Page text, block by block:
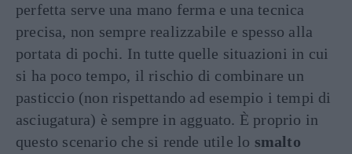
perfetta serve una mano ferma e una tecnica
precisa, non sempre realizzabile e spesso alla
portata di pochi. In tutte quelle situazioni in cui
si ha poco tempo, il rischio di combinare un
pasticcio (non rispettando ad esempio i tempi di
asciugatura) è sempre in agguato. È proprio in
questo scenario che si rende utile lo smalto